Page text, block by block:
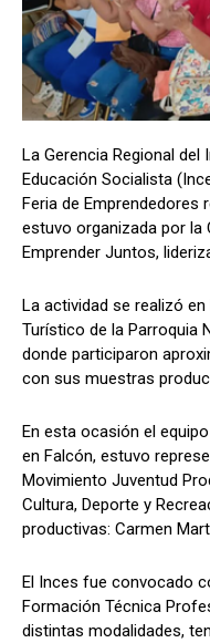
La Gerencia Regional
Educación Socialista
Feria de Emprendedores
estuvo organizada por la
Emprender Juntos,
La actividad se realizó
Turístico de la Parroquia
donde participaron
con sus muestras
En esta ocasión el
en Falcón, estuvo
Movimiento Juventud
Cultura, Deporte y
productivas: Carmen
El Inces fue convocado
Formación Técnica
distintas modalidades,